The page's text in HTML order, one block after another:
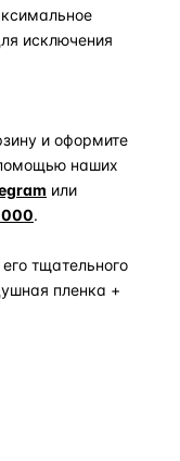
исключения
и оформите
наших
или
.
тщательного
пленка +